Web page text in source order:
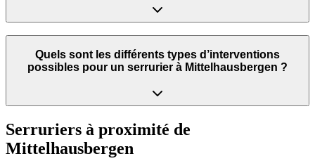
Quels sont les différents types d’interventions
possibles pour un serrurier à Mittelhausbergen ?
Serruriers à proximité de
Mittelhausbergen